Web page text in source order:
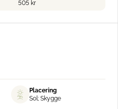
505 kr
Placering
Sol; Skygge